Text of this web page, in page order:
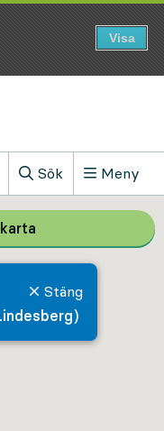
Sök
, Visa sökfältet
Meny
Stäng
Visa större
Visa